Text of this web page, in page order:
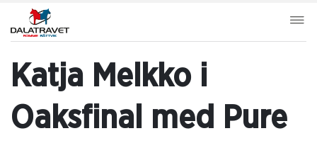
Katja Melkko i
Oaksfinal med Pure